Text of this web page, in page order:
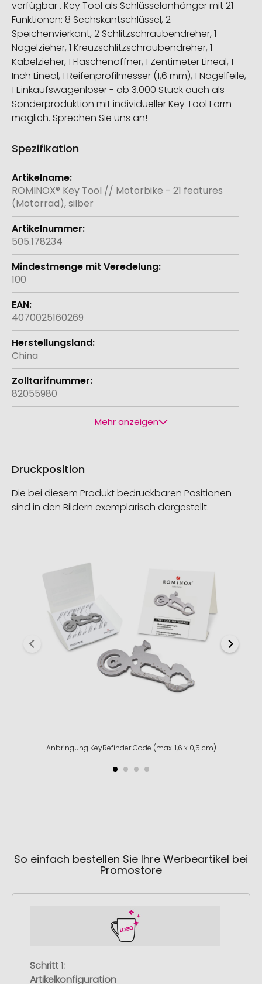
verfügbar . Key Tool als Schlüsselanhänger mit 21
Funktionen: 8 Sechskantschlüssel, 2
Speichenvierkant, 2 Schlitzschraubendreher, 1
Nagelzieher, 1 Kreuzschlitzschraubendreher, 1
Kabelzieher, 1 Flaschenöffner, 1 Zentimeter Lineal, 1
Inch Lineal, 1 Reifenprofilmesser (1,6 mm), 1 Nagelfeile,
1 Einkaufswagenlöser - ab 3.000 Stück auch als
Sonderproduktion mit individueller Key Tool Form
möglich. Sprechen Sie uns an!
Spezifikation
Weitere
Informationen
ROMINOX® Key Tool // Motorbike - 21 features
(Motorrad), silber
505.178234
100
4070025160269
China
82055980
Mehr anzeigen
Druckposition
Die bei diesem Produkt bedruckbaren Positionen
sind in den Bildern exemplarisch dargestellt.
Anbringung KeyRefinder Code (max. 1,6 x 0,5 cm)
So einfach bestellen Sie Ihre Werbeartikel bei
Promostore
Schritt 1:
Artikelkonfiguration